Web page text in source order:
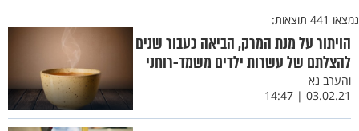
נמצאו 441 תוצאות:
הויתור על מנת המרק, הביאה כעבור שנים
להצלתם של עשרות ילדים משמד-רוחני
והערב נא
03.02.21 | 14:47